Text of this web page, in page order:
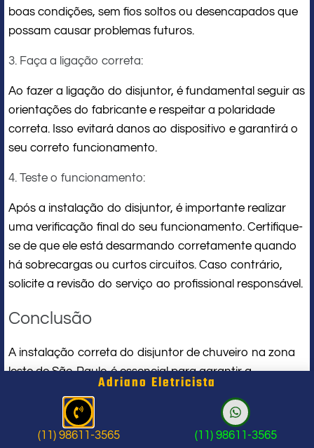
boas condições, sem fios soltos ou desencapados que
possam causar problemas futuros.
3. Faça a ligação correta:
Ao fazer a ligação do disjuntor, é fundamental seguir as
orientações do fabricante e respeitar a polaridade
correta. Isso evitará danos ao dispositivo e garantirá o
seu correto funcionamento.
4. Teste o funcionamento:
Após a instalação do disjuntor, é importante realizar
uma verificação final do seu funcionamento. Certifique-
se de que ele está desarmando corretamente quando
há sobrecargas ou curtos circuitos. Caso contrário,
solicite a revisão do serviço ao profissional responsável.
Conclusão
A instalação correta do disjuntor de chuveiro na zona
leste de São Paulo é essencial para garantir a
segurança elétrica em residências. Ao
contratar
um profissional qualificado
, você estará
Adriano Eletricista
(11) 98611-3565 (11) 98611-3565